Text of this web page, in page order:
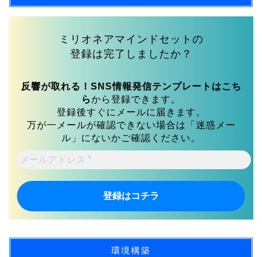
ミリオネアマインドセットの
登録は完了しましたか？
反響が取れる！SNS情報発信テンプレートはこち
らから登録できます。
登録後すぐにメールに届きます。
万が一メールが確認できない場合は「迷惑メー
ル」にないかご確認ください。
メ
ー
ル
ア
ド
レ
環境構築